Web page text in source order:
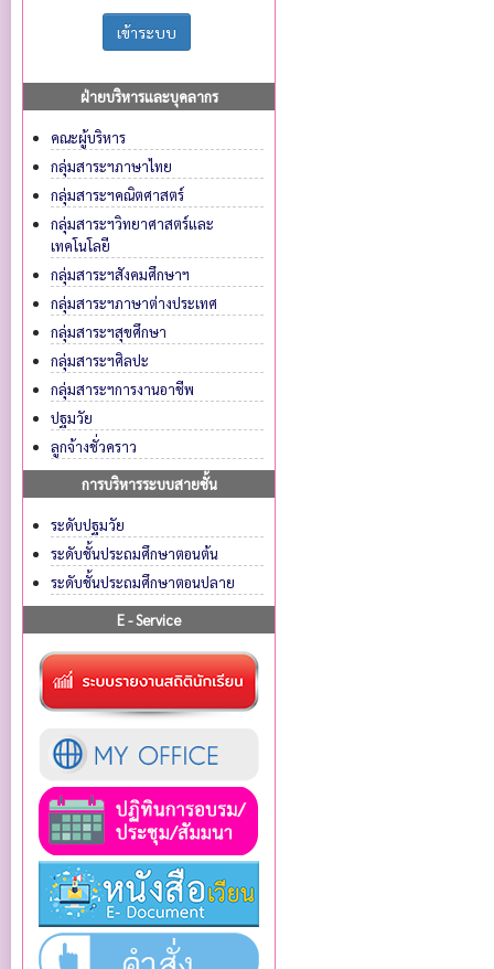
ฝ่ายบริหารและบุคลากร
คณะผู้บริหาร
กลุ่มสาระฯภาษาไทย
กลุ่มสาระฯคณิตศาสตร์
กลุ่มสาระฯวิทยาศาสตร์และ
เทคโนโลยี
กลุ่มสาระฯสังคมศึกษาฯ
กลุ่มสาระฯภาษาต่างประเทศ
กลุ่มสาระฯสุขศึกษา
กลุ่มสาระฯศิลปะ
กลุ่มสาระฯการงานอาชีพ
ปฐมวัย
ลูกจ้างชั่วคราว
การบริหารระบบสายชั้น
ระดับปฐมวัย
ระดับชั้นประถมศึกษาตอนต้น
ระดับชั้นประถมศึกษาตอนปลาย
E - Service